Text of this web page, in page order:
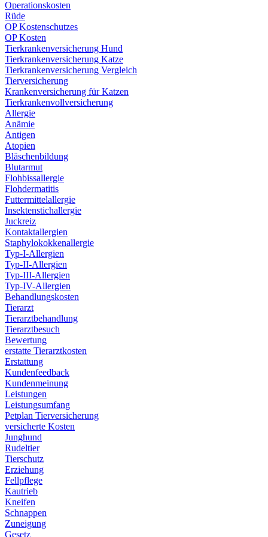
Operationskosten
Rüde
OP Kostenschutzes
OP Kosten
Tierkrankenversicherung Hund
Tierkrankenversicherung Katze
Tierkrankenversicherung Vergleich
Tierversicherung
Krankenversicherung für Katzen
Tierkrankenvollversicherung
Allergie
Anämie
Antigen
Atopien
Bläschenbildung
Blutarmut
Flohbissallergie
Flohdermatitis
Futtermittelallergie
Insektenstichallergie
Juckreiz
Kontaktallergien
Staphylokokkenallergie
Typ-I-Allergien
Typ-II-Allergien
Typ-III-Allergien
Typ-IV-Allergien
Behandlungskosten
Tierarzt
Tierarztbehandlung
Tierarztbesuch
Bewertung
erstatte Tierarztkosten
Erstattung
Kundenfeedback
Kundenmeinung
Leistungen
Leistungsumfang
Petplan Tierversicherung
versicherte Kosten
Junghund
Rudeltier
Tierschutz
Erziehung
Fellpflege
Kautrieb
Kneifen
Schnappen
Zuneigung
Gesetz